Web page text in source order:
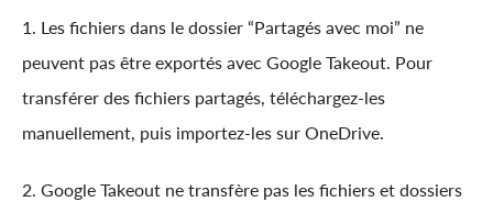
1. Les fichiers dans le dossier “Partagés avec moi” ne
peuvent pas être exportés avec Google Takeout. Pour
transférer des fichiers partagés, téléchargez-les
manuellement, puis importez-les sur OneDrive.
2. Google Takeout ne transfère pas les fichiers et dossiers